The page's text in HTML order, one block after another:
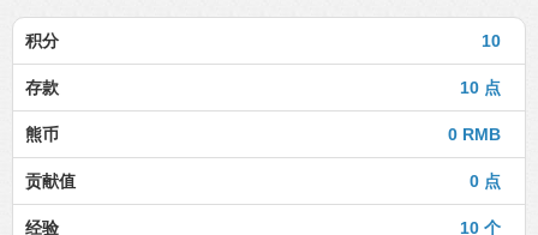
10
积分
10 点
存款
0 RMB
熊币
0 点
贡献值
10 个
经验